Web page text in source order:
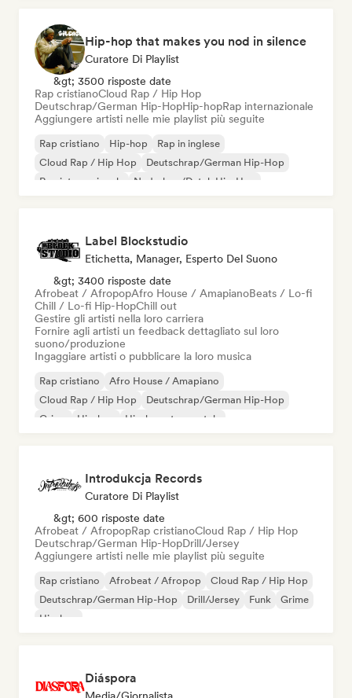
Hip-hop that makes you nod in silence
Curatore Di Playlist
&gt; 3500 risposte date
Rap cristianoCloud Rap / Hip Hop
Deutschrap/German Hip-HopHip-hopRap internazionale
Aggiungere artisti nelle mie playlist più seguite
Rap cristiano Hip-hop
Rap in inglese
Cloud Rap / Hip Hop
Deutschrap/German Hip-Hop
Rap internazionale
Nederhop/Dutch Hip-Hop
Label Blockstudio
Etichetta, Manager, Esperto Del Suono
&gt; 3400 risposte date
Afrobeat / AfropopAfro House / AmapianoBeats / Lo-fi
Chill / Lo-fi Hip-HopChill out
Gestire gli artisti nella loro carriera
Fornire agli artisti un feedback dettagliato sul loro
suono/produzione
Ingaggiare artisti o pubblicare la loro musica
Rap cristiano
Afro House / Amapiano
Cloud Rap / Hip Hop
Deutschrap/German Hip-Hop
Grime
Hip-hop
Hip-hop strumentale
Introdukcja Records
Curatore Di Playlist
&gt; 600 risposte date
Afrobeat / AfropopRap cristianoCloud Rap / Hip Hop
Deutschrap/German Hip-HopDrill/Jersey
Aggiungere artisti nelle mie playlist più seguite
Rap cristiano Afrobeat / Afropop
Cloud Rap / Hip Hop
Deutschrap/German Hip-Hop
Drill/Jersey Funk
Grime
Hip-hop
Diáspora